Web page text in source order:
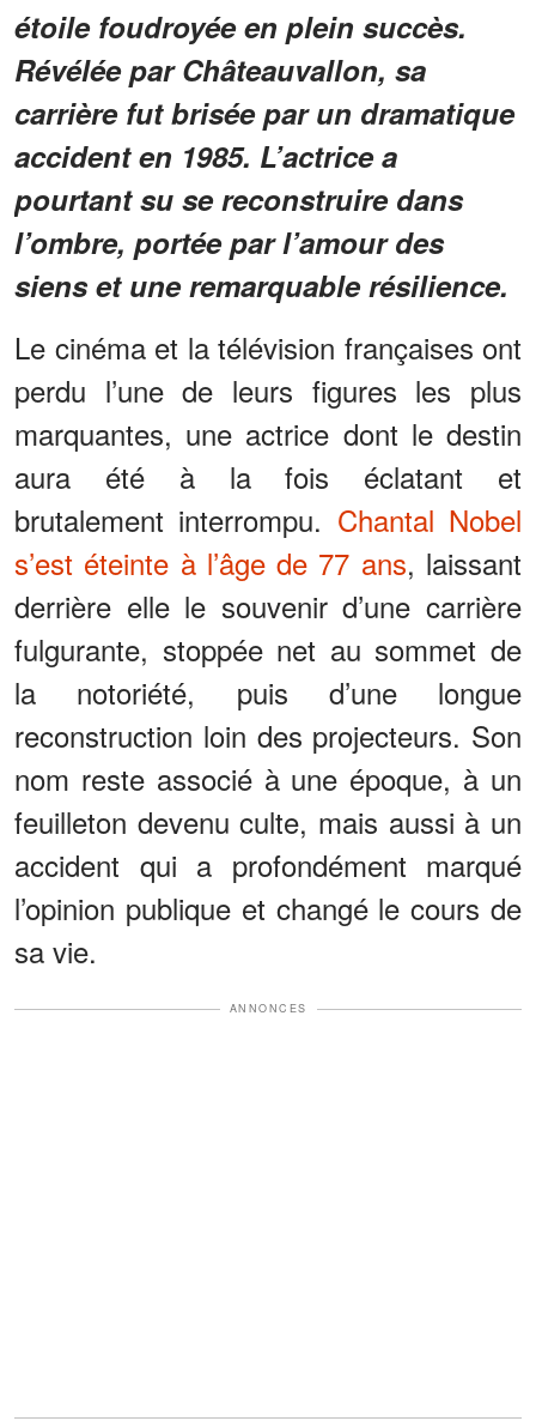
étoile foudroyée en plein succès.
Révélée par Châteauvallon, sa
carrière fut brisée par un dramatique
accident en 1985. L’actrice a
pourtant su se reconstruire dans
l’ombre, portée par l’amour des
siens et une remarquable résilience.
Le cinéma et la télévision françaises ont
perdu l’une de leurs figures les plus
marquantes, une actrice dont le destin
aura été à la fois éclatant et
brutalement interrompu. Chantal Nobel
s’est éteinte à l’âge de 77 ans, laissant
derrière elle le souvenir d’une carrière
fulgurante, stoppée net au sommet de
la notoriété, puis d’une longue
reconstruction loin des projecteurs. Son
nom reste associé à une époque, à un
feuilleton devenu culte, mais aussi à un
accident qui a profondément marqué
l’opinion publique et changé le cours de
sa vie.
ANNONCES